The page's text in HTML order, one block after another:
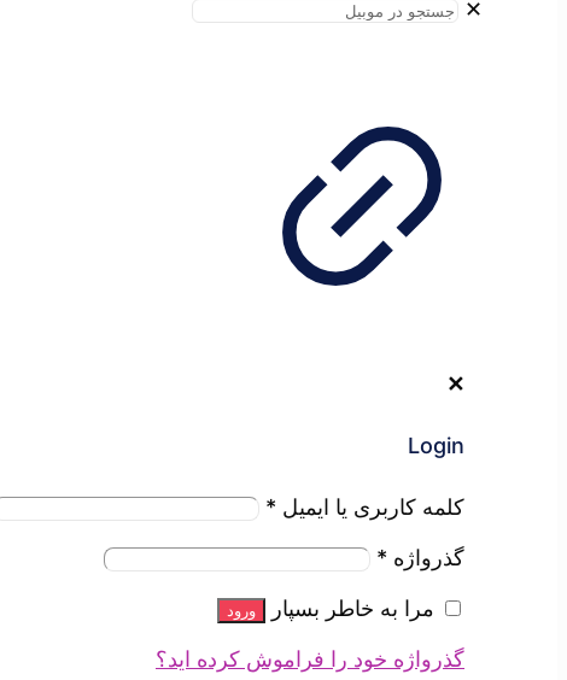
✕
✕
Login
کلمه کاربری یا ایمیل *
گذرواژه *
مرا به خاطر بسپار
ورود
گذرواژه خود را فراموش کرده اید؟